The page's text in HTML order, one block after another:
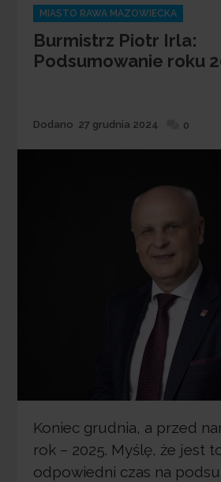
Categories
MIASTO RAWA MAZOWIECKA
Burmistrz Piotr Irla:
Podsumowanie roku
Dodane
Dodano 27 grudnia 2024 0
Koniec grudnia, a przed
rok – 2025. Myślę, że jest
odpowiedni czas na